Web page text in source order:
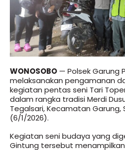
WONOSOBO — Polsek Garung
melaksanakan pengamanan
kegiatan pentas seni Tari
dalam rangka tradisi Merdi
Tegalsari, Kecamatan Garung,
(6/1/2026).
Kegiatan seni budaya yang
Gintung tersebut